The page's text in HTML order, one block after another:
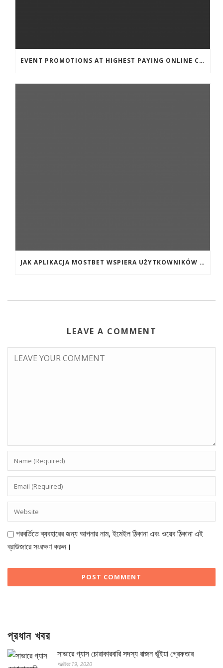
EVENT PROMOTIONS AT HIGHEST PAYING ONLINE CASINOS WITH BEST RTP
JAK APLIKACJA MOSTBET WSPIERA UŻYTKOWNIKÓW ANDROIDA?
LEAVE A COMMENT
পরবর্তিতে ব্যবহারের জন্য আপনার নাম, ইমেইল ঠিকানা এবং ওয়েব ঠিকানা এই
ব্রাউজারে সংরক্ষণ করুন।
প্রধান খবর
সাভারে গ্যাস চোরাকারবারি সদস্য রাজন ভূঁইয়া গ্রেফতার
অক্টোবর 19, 2020